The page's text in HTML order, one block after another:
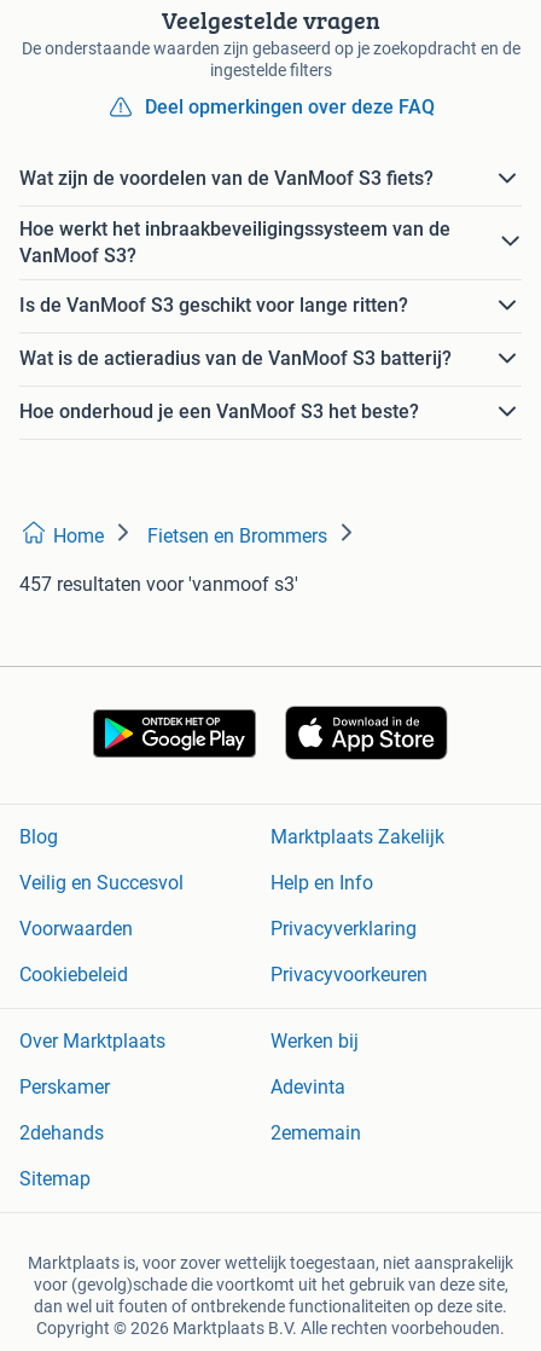
Veelgestelde vragen
De onderstaande waarden zijn gebaseerd op je zoekopdracht en de
ingestelde filters
Deel opmerkingen over deze FAQ
Wat zijn de voordelen van de VanMoof S3 fiets?
Hoe werkt het inbraakbeveiligingssysteem van de
VanMoof S3?
Is de VanMoof S3 geschikt voor lange ritten?
Wat is de actieradius van de VanMoof S3 batterij?
Hoe onderhoud je een VanMoof S3 het beste?
Home Fietsen en Brommers
457 resultaten voor 'vanmoof s3'
Blog
Marktplaats Zakelijk
Veilig en Succesvol
Help en Info
Voorwaarden
Privacyverklaring
Cookiebeleid
Privacyvoorkeuren
Over Marktplaats
Werken bij
Perskamer
Adevinta
2dehands
2ememain
Sitemap
Marktplaats is, voor zover wettelijk toegestaan, niet aansprakelijk
voor (gevolg)schade die voortkomt uit het gebruik van deze site,
dan wel uit fouten of ontbrekende functionaliteiten op deze site.
Copyright © 2026 Marktplaats B.V. Alle rechten voorbehouden.